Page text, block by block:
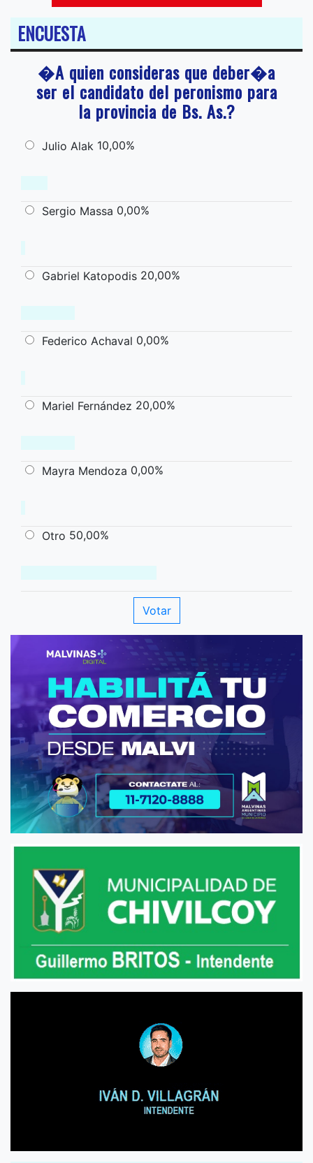
ENCUESTA
�A quien consideras que deber�a
ser el candidato del peronismo para
la provincia de Bs. As.?
Julio Alak 10,00%
Sergio Massa 0,00%
Gabriel Katopodis 20,00%
Federico Achaval 0,00%
Mariel Fernández 20,00%
Mayra Mendoza 0,00%
Otro 50,00%